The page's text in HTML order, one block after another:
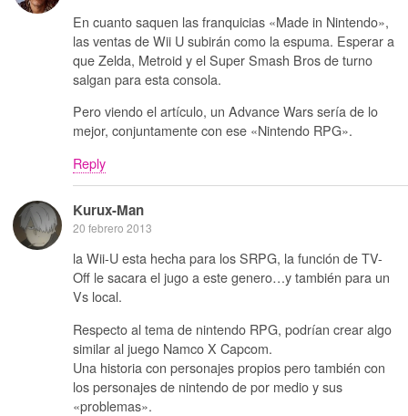
En cuanto saquen las franquicias «Made in Nintendo»,
las ventas de Wii U subirán como la espuma. Esperar a
que Zelda, Metroid y el Super Smash Bros de turno
salgan para esta consola.
Pero viendo el artículo, un Advance Wars sería de lo
mejor, conjuntamente con ese «Nintendo RPG».
Reply
Kurux-Man
20 febrero 2013
la Wii-U esta hecha para los SRPG, la función de TV-
Off le sacara el jugo a este genero…y también para un
Vs local.
Respecto al tema de nintendo RPG, podrían crear algo
similar al juego Namco X Capcom.
Una historia con personajes propios pero también con
los personajes de nintendo de por medio y sus
«problemas».